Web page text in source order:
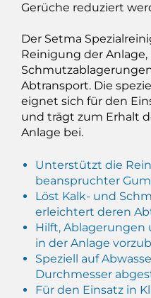
Gerüche reduziert
Der Setma
Reinigung der
Abtransport. Die
eignet sich für den
und trägt zum Erhalt
Anlage bei.
Unterstützt die
beanspruchter
Löst Kalk- und
erleichtert deren
Hilft, Ablagerungen
in der Anlage
Speziell auf
Durchmesser
Für den Einsatz in